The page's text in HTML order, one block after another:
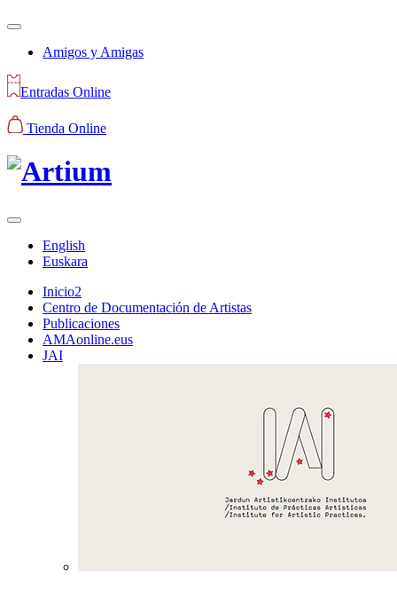
Amigos y Amigas
Entradas Online
Tienda Online
English
Euskara
Inicio2
Centro de Documentación de Artistas
Publicaciones
AMAonline.eus
JAI